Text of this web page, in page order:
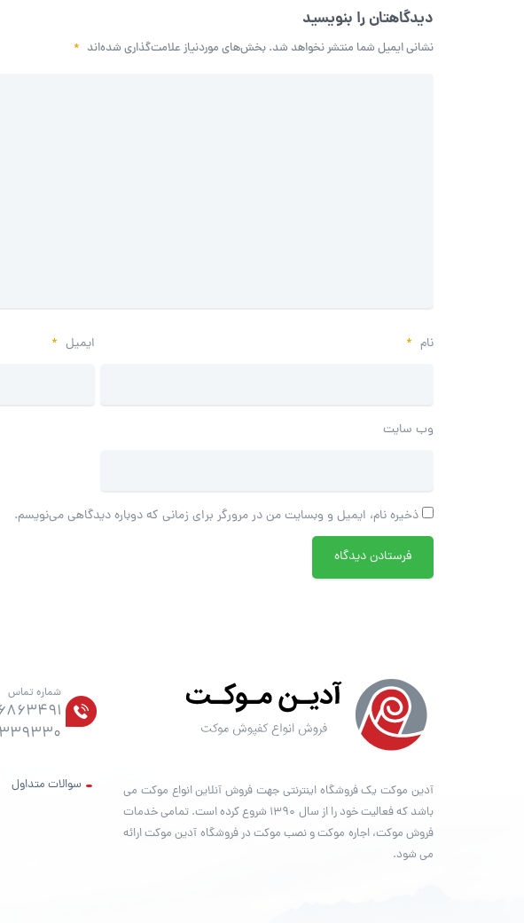
دیدگاهتان را بنویسید
نشانی ایمیل شما منتشر نخواهد شد. بخش‌های موردنیاز علامت‌گذاری شده‌اند *
نام * ایمیل *
وب‌ سایت
ذخیره نام، ایمیل و وبسایت من در مرورگر برای زمانی که دوباره دیدگاهی می‌نویسم.
آدین موکت یک فروشگاه اینترنتی جهت فروش آنلاین انواع موکت می
باشد که فعالیت خود را از سال ۱۳۹۰ شروع کرده است. تمامی خدمات
فروش موکت، اجاره موکت و نصب موکت در فروشگاه آدین موکت ارائه
می شود.
شماره تماس
سوالات متداول